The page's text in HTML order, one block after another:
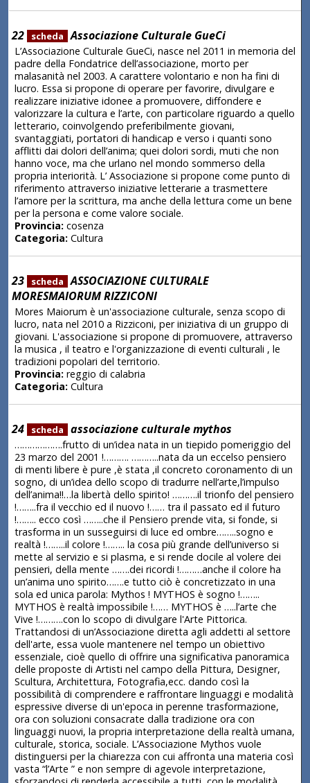
22 scheda Associazione Culturale GueCi
L’Associazione Culturale GueCi, nasce nel 2011 in memoria del
padre della Fondatrice dell’associazione, morto per
malasanità nel 2003. A carattere volontario e non ha fini di
lucro. Essa si propone di operare per favorire, divulgare e
realizzare iniziative idonee a promuovere, diffondere e
valorizzare la cultura e l’arte, con particolare riguardo a quello
letterario, coinvolgendo preferibilmente giovani,
svantaggiati, portatori di handicap e verso i quanti sono
afflitti dai dolori dell’anima; quei dolori sordi, muti che non
hanno voce, ma che urlano nel mondo sommerso della
propria interiorità. L’ Associazione si propone come punto di
riferimento attraverso iniziative letterarie a trasmettere
l’amore per la scrittura, ma anche della lettura come un bene
per la persona e come valore sociale.
Provincia:cosenza
Categoria:Cultura
23 scheda ASSOCIAZIONE CULTURALE
MORESMAIORUM RIZZICONI
Mores Maiorum è un'associazione culturale, senza scopo di
lucro, nata nel 2010 a Rizziconi, per iniziativa di un gruppo di
giovani. L'associazione si propone di promuovere, attraverso
la musica , il teatro e l'organizzazione di eventi culturali , le
tradizioni popolari del territorio.
Provincia:reggio di calabria
Categoria:Cultura
24 scheda associazione culturale mythos
……………….frutto di un’idea nata in un tiepido pomeriggio del
23 marzo del 2001 !………. ………..nata da un eccelso pensiero
di menti libere è pure ,è stata ,il concreto coronamento di un
sogno, di un’idea dello scopo di tradurre nell’arte,l’impulso
dell’anima!!…la libertà dello spirito! ……….il trionfo del pensiero
!……..fra il vecchio ed il nuovo !…… tra il passato ed il futuro
!…….. ecco così ……..che il Pensiero prende vita, si fonde, si
trasforma in un susseguirsi di luce ed ombre……..sogno e
realtà !……..il colore !…….. la cosa più grande dell’universo si
mette al servizio e si plasma, e si rende docile al volere dei
pensieri, della mente …….dei ricordi !………anche il colore ha
un’anima uno spirito…….e tutto ciò è concretizzato in una
sola ed unica parola: Mythos ! MYTHOS è sogno !……..
MYTHOS è realtà impossibile !…… MYTHOS è …..l’arte che
Vive !……….con lo scopo di divulgare l'Arte Pittorica.
Trattandosi di un’Associazione diretta agli addetti al settore
dell'arte, essa vuole mantenere nel tempo un obiettivo
essenziale, cioè quello di offrire una significativa panoramica
delle proposte di Artisti nel campo della Pittura, Designer,
Scultura, Architettura, Fotografia,ecc. dando così la
possibilità di comprendere e raffrontare linguaggi e modalità
espressive diverse di un'epoca in perenne trasformazione,
ora con soluzioni consacrate dalla tradizione ora con
linguaggi nuovi, la propria interpretazione della realtà umana,
culturale, storica, sociale. L’Associazione Mythos vuole
distinguersi per la chiarezza con cui affronta una materia così
vasta “l’Arte ” e non sempre di agevole interpretazione,